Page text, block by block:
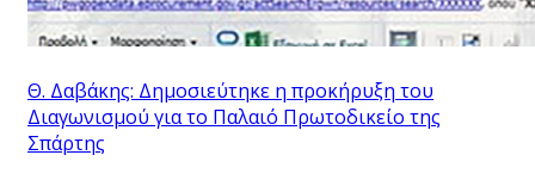
Θ. Δαβάκης: Δημοσιεύτηκε η προκήρυξη του
Διαγωνισμού για το Παλαιό Πρωτοδικείο της
Σπάρτης